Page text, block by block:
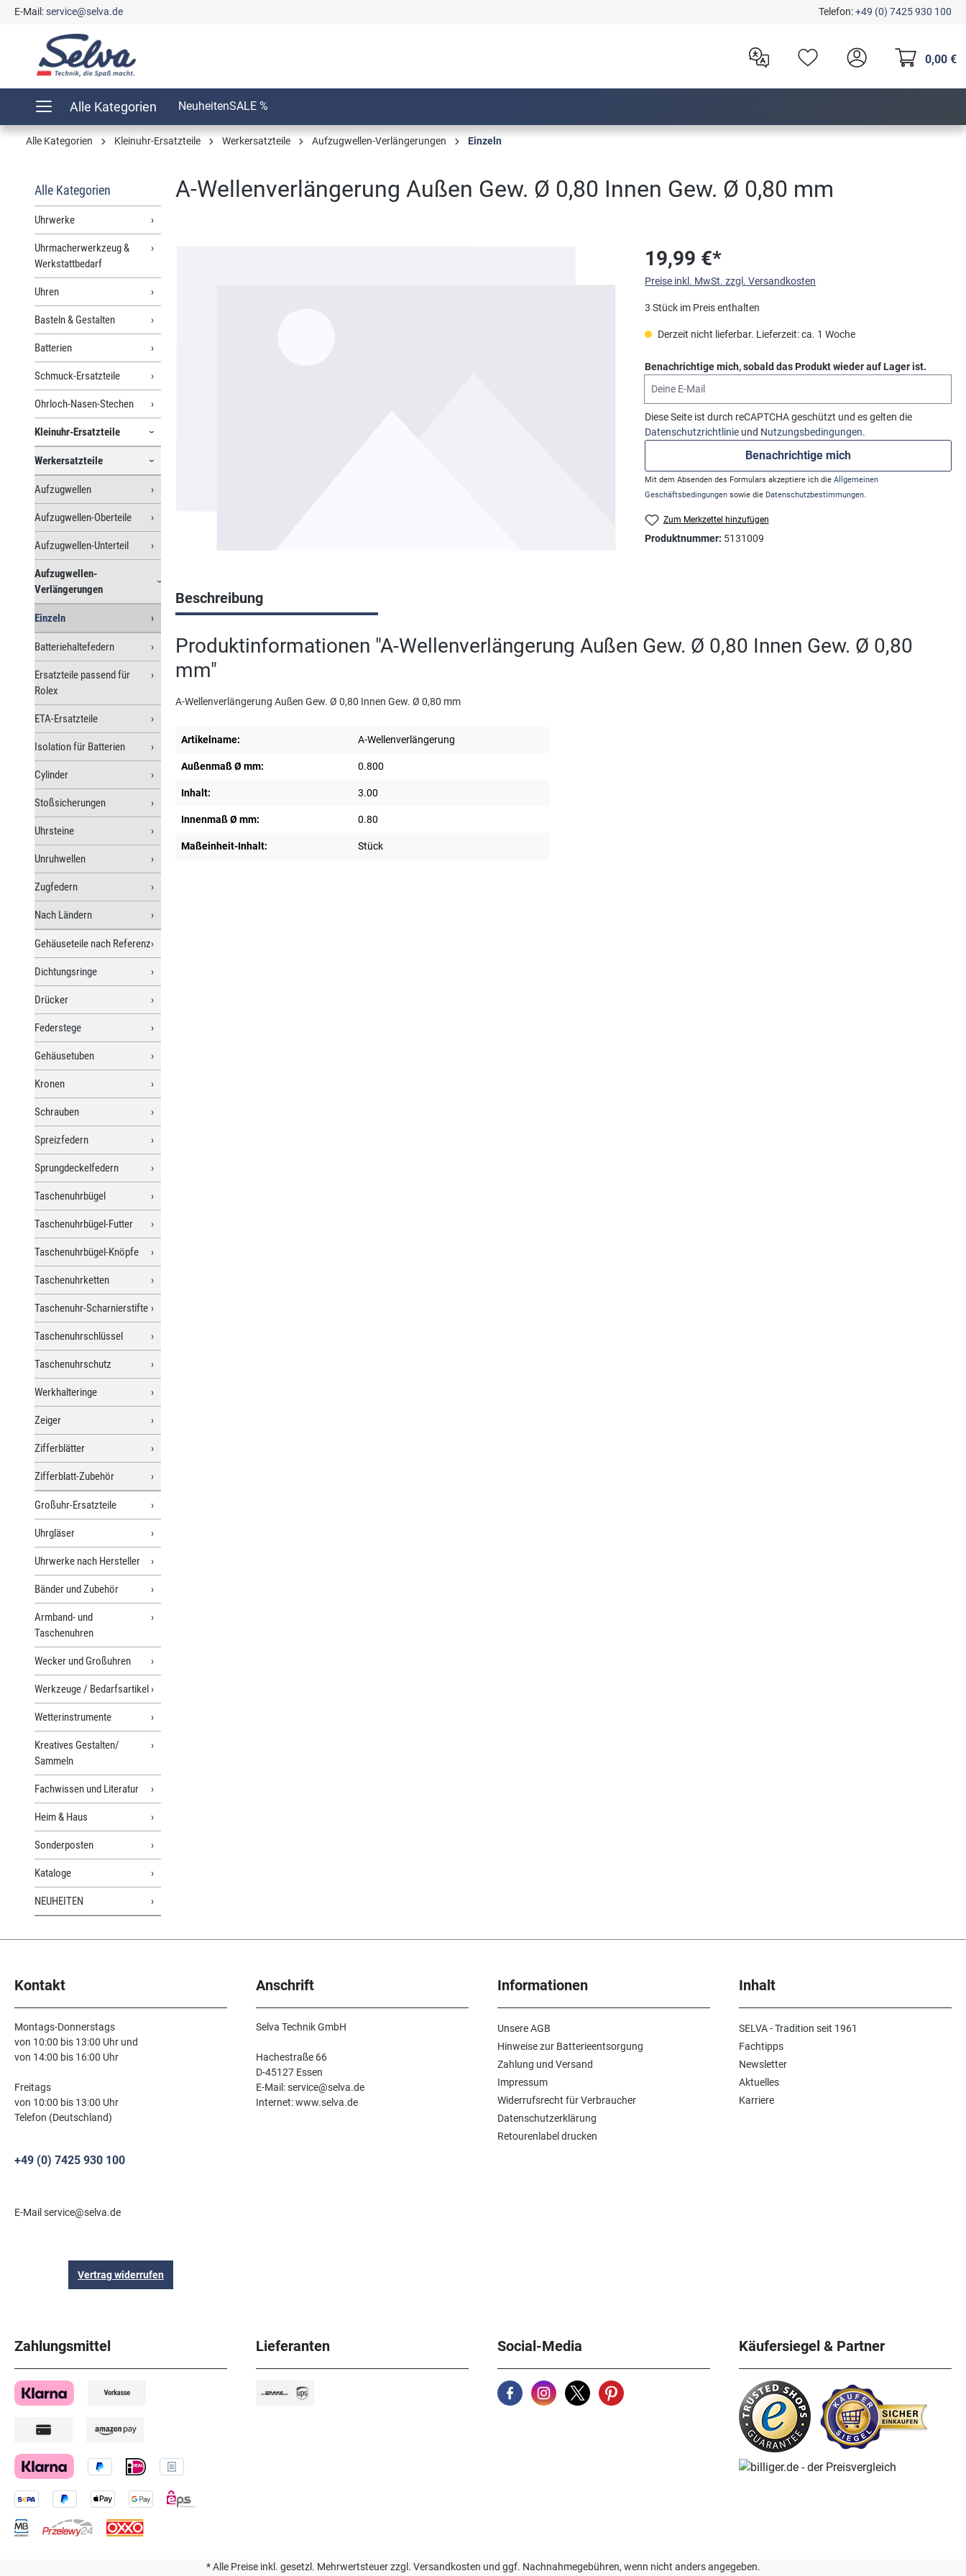
Zur Hauptnavigation springen
E-Mail:service@selva.de Telefon:+49 (0) 7425 930 100
0,00 €
Alle Kategorien NeuheitenSALE %
Alle Kategorien Kleinuhr-Ersatzteile Werkersatzteile Aufzugwellen-Verlängerungen Einzeln
Alle Kategorien
Uhrwerke
Uhrmacherwerkzeug &
Werkstattbedarf
Uhren
Basteln & Gestalten
Batterien
Schmuck-Ersatzteile
Ohrloch-Nasen-Stechen
Kleinuhr-Ersatzteile
Werkersatzteile
Aufzugwellen
Aufzugwellen-Oberteile
Aufzugwellen-Unterteil
Aufzugwellen-
Verlängerungen
Einzeln
Batteriehaltefedern
Ersatzteile passend für
Rolex
ETA-Ersatzteile
Isolation für Batterien
Cylinder
Stoßsicherungen
Uhrsteine
Unruhwellen
Zugfedern
Nach Ländern
Gehäuseteile nach Referenz
Dichtungsringe
Drücker
Federstege
Gehäusetuben
Kronen
Schrauben
Spreizfedern
Sprungdeckelfedern
Taschenuhrbügel
Taschenuhrbügel-Futter
Taschenuhrbügel-Knöpfe
Taschenuhrketten
Taschenuhr-Scharnierstifte
Taschenuhrschlüssel
Taschenuhrschutz
Werkhalteringe
Zeiger
Zifferblätter
Zifferblatt-Zubehör
Großuhr-Ersatzteile
Uhrgläser
Uhrwerke nach Hersteller
Bänder und Zubehör
Armband- und
Taschenuhren
Wecker und Großuhren
Werkzeuge / Bedarfsartikel
Wetterinstrumente
Kreatives Gestalten/
Sammeln
Fachwissen und Literatur
Heim & Haus
Sonderposten
Kataloge
NEUHEITEN
A-Wellenverlängerung Außen Gew. Ø 0,80 Innen Gew. Ø 0,80 mm
19,99 €*
Preise inkl. MwSt. zzgl. Versandkosten
3 Stück im Preis enthalten
Derzeit nicht lieferbar. Lieferzeit: ca. 1 Woche
Benachrichtige mich, sobald das Produkt wieder auf Lager ist.
Diese Seite ist durch reCAPTCHA geschützt und es gelten die
Datenschutzrichtlinie und Nutzungsbedingungen.
Benachrichtige mich
Mit dem Absenden des Formulars akzeptiere ich dieAllgemeinen
Geschäftsbedingungen sowie die Datenschutzbestimmungen
Zum Merkzettel hinzufügen
Produktnummer: 5131009
Beschreibung
Produktinformationen "A-Wellenverlängerung Außen Gew. Ø 0,80 Innen Gew. Ø 0,80
mm"
A-Wellenverlängerung Außen Gew. Ø 0,80 Innen Gew. Ø 0,80 mm
Artikelname: A-Wellenverlängerung
Außenmaß Ø mm: 0.800
Inhalt: 3.00
Innenmaß Ø mm: 0.80
Maßeinheit-Inhalt: Stück
Kontakt
Montags-Donnerstags
von 10:00 bis 13:00 Uhr und
von 14:00 bis 16:00 Uhr
Freitags
von 10:00 bis 13:00 Uhr
Telefon (Deutschland)
+49 (0) 7425 930 100
E-Mail service@selva.de
Vertrag widerrufen
Anschrift
Selva Technik GmbH
Hachestraße 66
D-45127 Essen
E-Mail: service@selva.de
Internet: www.selva.de
Informationen
Unsere AGB
Hinweise zur Batterieentsorgung
Zahlung und Versand
Impressum
Widerrufsrecht für Verbraucher
Datenschutzerklärung
Retourenlabel drucken
Inhalt
SELVA - Tradition seit 1961
Fachtipps
Newsletter
Aktuelles
Karriere
Zahlungsmittel Lieferanten Social-Media Käufersiegel & Partner
* Alle Preise inkl. gesetzl. Mehrwertsteuer zzgl. Versandkosten und ggf. Nachnahmegebühren, wenn nicht anders angegeben.